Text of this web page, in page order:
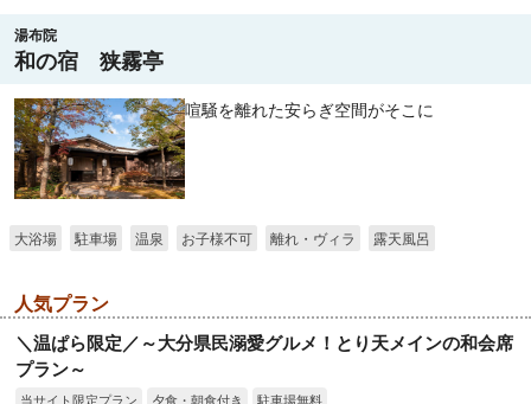
湯布院
和の宿 狭霧亭
喧騒を離れた安らぎ空間がそこに
大浴場 駐車場 温泉 お子様不可 離れ・ヴィラ 露天風呂
人気プラン
＼温ぱら限定／～大分県民溺愛グルメ！とり天メインの和会席
プラン～
当サイト限定プラン 夕食・朝食付き 駐車場無料